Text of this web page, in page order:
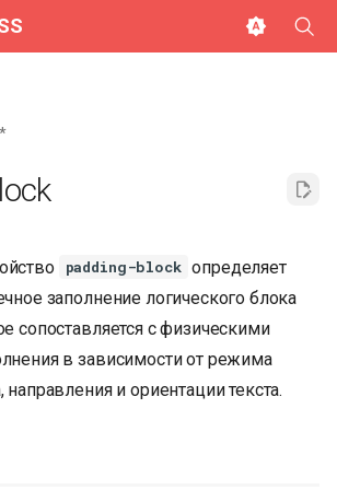
padding-block определяет
заполнение логического блока
сопоставляется с физическими
в зависимости от режима
и ориентации текста.